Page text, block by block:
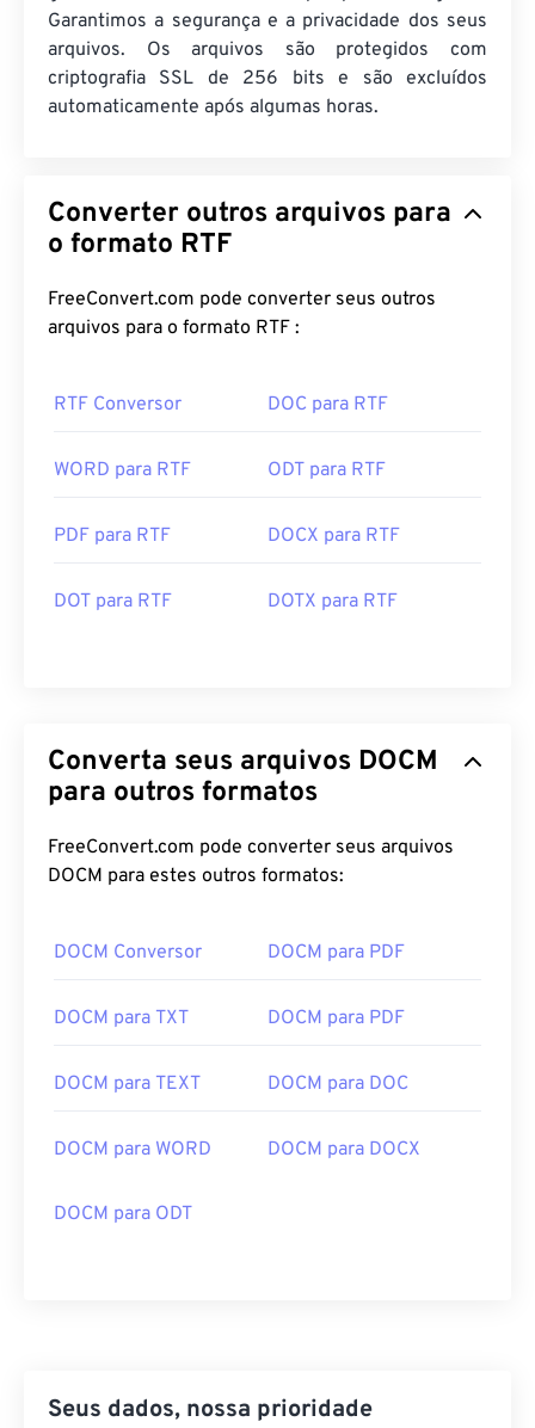
Garantimos a segurança e a privacidade dos seus
arquivos. Os arquivos são protegidos com
criptografia SSL de 256 bits e são excluídos
automaticamente após algumas horas.
Converter outros arquivos para
o formato RTF
FreeConvert.com pode converter seus outros
arquivos para o formato RTF :
RTF Conversor DOC para RTF
WORD para RTF ODT para RTF
PDF para RTF DOCX para RTF
DOT para RTF DOTX para RTF
Converta seus arquivos DOCM
para outros formatos
FreeConvert.com pode converter seus arquivos
DOCM para estes outros formatos:
DOCM Conversor DOCM para PDF
DOCM para TXT DOCM para PDF
DOCM para TEXT DOCM para DOC
DOCM para WORD DOCM para DOCX
DOCM para ODT
Seus dados, nossa prioridade